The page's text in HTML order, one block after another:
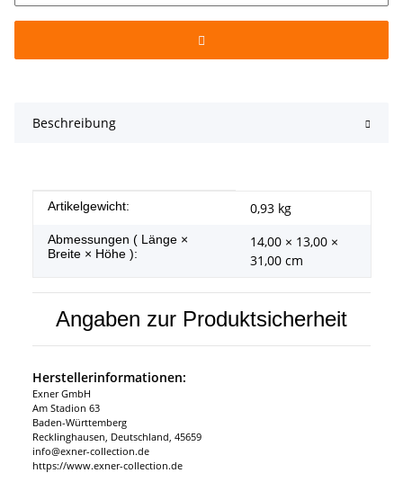
Beschreibung
Produkteigenschaft
Wert
Artikelgewicht: 0,93 kg
Abmessungen ( Länge ×
Breite × Höhe ):
14,00 × 13,00 ×
31,00 cm
Angaben zur Produktsicherheit
Herstellerinformationen:
Exner GmbH
Am Stadion 63
Baden-Württemberg
Recklinghausen, Deutschland, 45659
info@exner-collection.de
https://www.exner-collection.de